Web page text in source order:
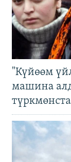
"Күйөөм
машина